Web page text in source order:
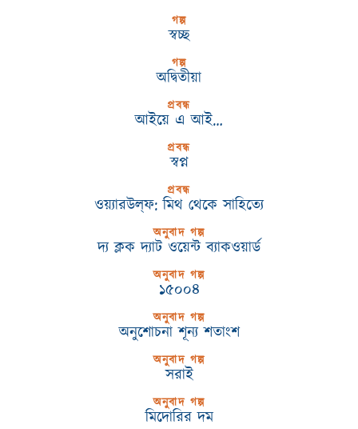
গল্প
স্বচ্ছ
গল্প
অদ্বিতীয়া
প্রবন্ধ
আইয়ে এ আই…
প্রবন্ধ
স্বপ্ন
প্রবন্ধ
ওয়্যারউল্‌ফ: মিথ থেকে সাহিত্যে
অনুবাদ গল্প
দ্য ক্লক দ্যাট ওয়েন্ট ব্যাকওয়ার্ড
অনুবাদ গল্প
১৫০০৪
অনুবাদ গল্প
অনুশোচনা শূন্য শতাংশ
অনুবাদ গল্প
সরাই
অনুবাদ গল্প
মিদোরির দম